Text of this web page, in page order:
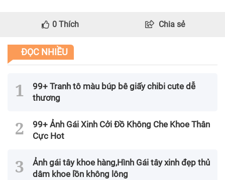
0 Thích Chia sẻ
ĐỌC NHIỀU
99+ Tranh tô màu búp bê giấy chibi cute dễ
thương
99+ Ảnh Gái Xinh Cởi Đồ Không Che Khoe Thân
Cực Hot
Ảnh gái tây khoe hàng,Hình Gái tây xinh đẹp thủ
dâm khoe lồn không lông